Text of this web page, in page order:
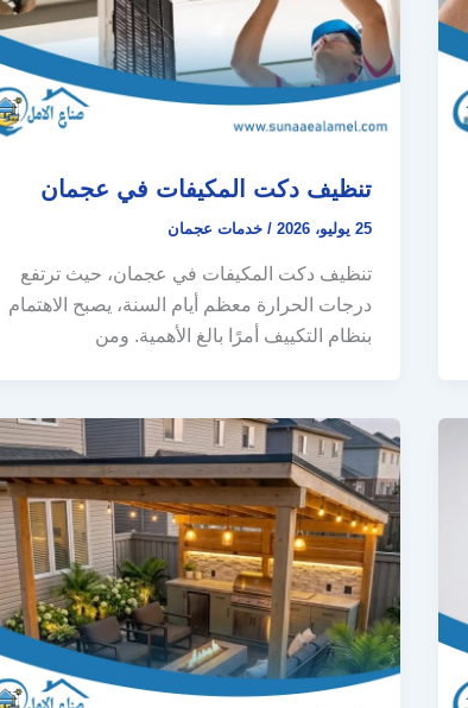
تنظيف دكت المكيفات في عجمان
25 يوليو، 2026 /خدمات عجمان
تنظيف دكت المكيفات في عجمان، حيث ترتفع
درجات الحرارة معظم أيام السنة، يصبح الاهتمام
بنظام التكييف أمرًا بالغ الأهمية. ومن